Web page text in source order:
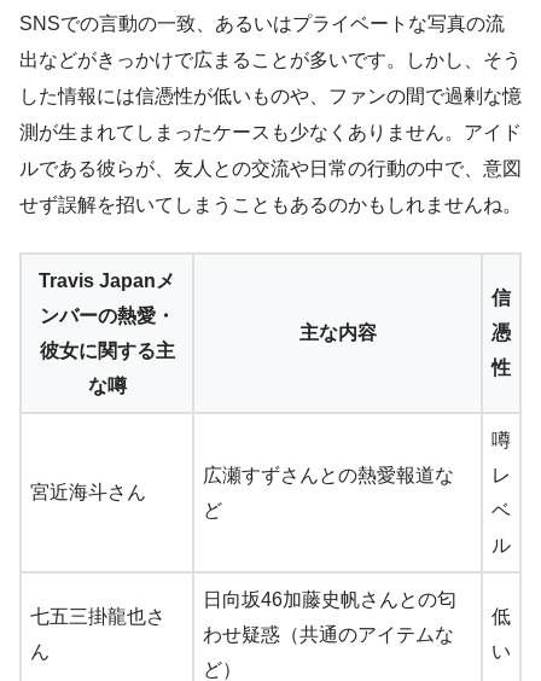
SNSでの言動の一致、あるいはプライベートな写真の流
出などがきっかけで広まることが多いです。しかし、そう
した情報には信憑性が低いものや、ファンの間で過剰な憶
測が生まれてしまったケースも少なくありません。アイド
ルである彼らが、友人との交流や日常の行動の中で、意図
せず誤解を招いてしまうこともあるのかもしれませんね。
Travis Japanメ
ンバーの熱愛・
彼女に関する主
な噂
主な内容
信
憑
性
宮近海斗さん
広瀬すずさんとの熱愛報道な
ど
噂
レ
ベ
ル
七五三掛龍也さ
ん
日向坂46加藤史帆さんとの匂
わせ疑惑（共通のアイテムな
ど）
低
い